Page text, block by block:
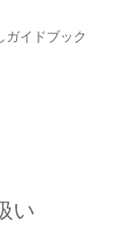
ガイドブック
い